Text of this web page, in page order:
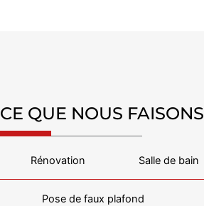
CE QUE NOUS FAISONS
Rénovation Salle de bain
Pose de faux plafond